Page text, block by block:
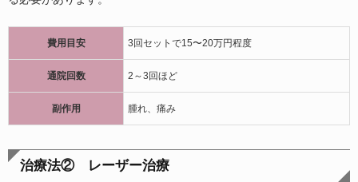
費用目安 3回セットで15〜20万円程度
通院回数 2～3回ほど
副作用 腫れ、痛み
治療法② レーザー治療